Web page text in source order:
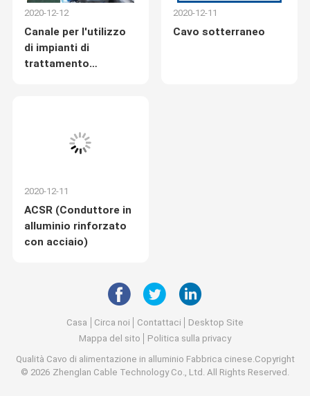
2020-12-12
Canale per l'utilizzo
di impianti di
trattamento
2020-12-11
Cavo sotterraneo
2020-12-11
ACSR (Conduttore in
alluminio rinforzato
con acciaio)
Casa Circa noi Contattaci
Desktop Site
Mappa del sito
Politica sulla privacy
Qualità Cavo di alimentazione in alluminio Fabbrica cinese.Copyright
© 2026 Zhenglan Cable Technology Co., Ltd. All Rights Reserved.